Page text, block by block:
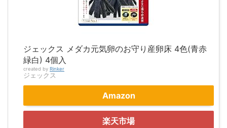
ジェックス メダカ元気卵のお守り産卵床 4色(青赤
緑白) 4個入
created by Rinker
ジェックス
Amazon
楽天市場